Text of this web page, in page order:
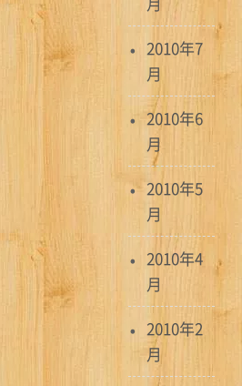
2010年7
月
2010年6
月
2010年5
月
2010年4
月
2010年2
月